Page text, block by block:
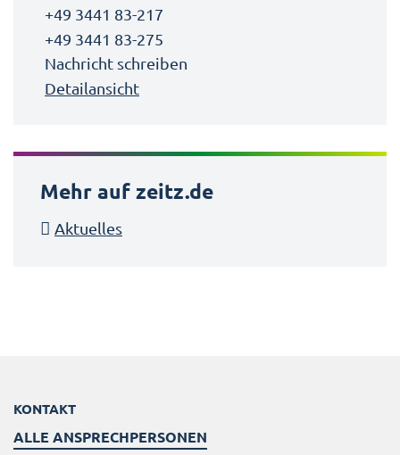
+49 3441 83-217
+49 3441 83-275
Nachricht schreiben
Detailansicht
Mehr auf zeitz.de
Aktuelles
KONTAKT
ALLE ANSPRECHPERSONEN